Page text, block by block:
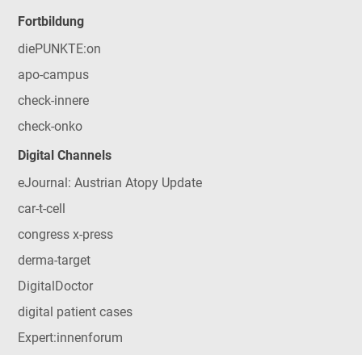
Fortbildung
diePUNKTE:on
apo-campus
check-innere
check-onko
Digital Channels
eJournal: Austrian Atopy Update
car-t-cell
congress x-press
derma-target
DigitalDoctor
digital patient cases
Expert:innenforum